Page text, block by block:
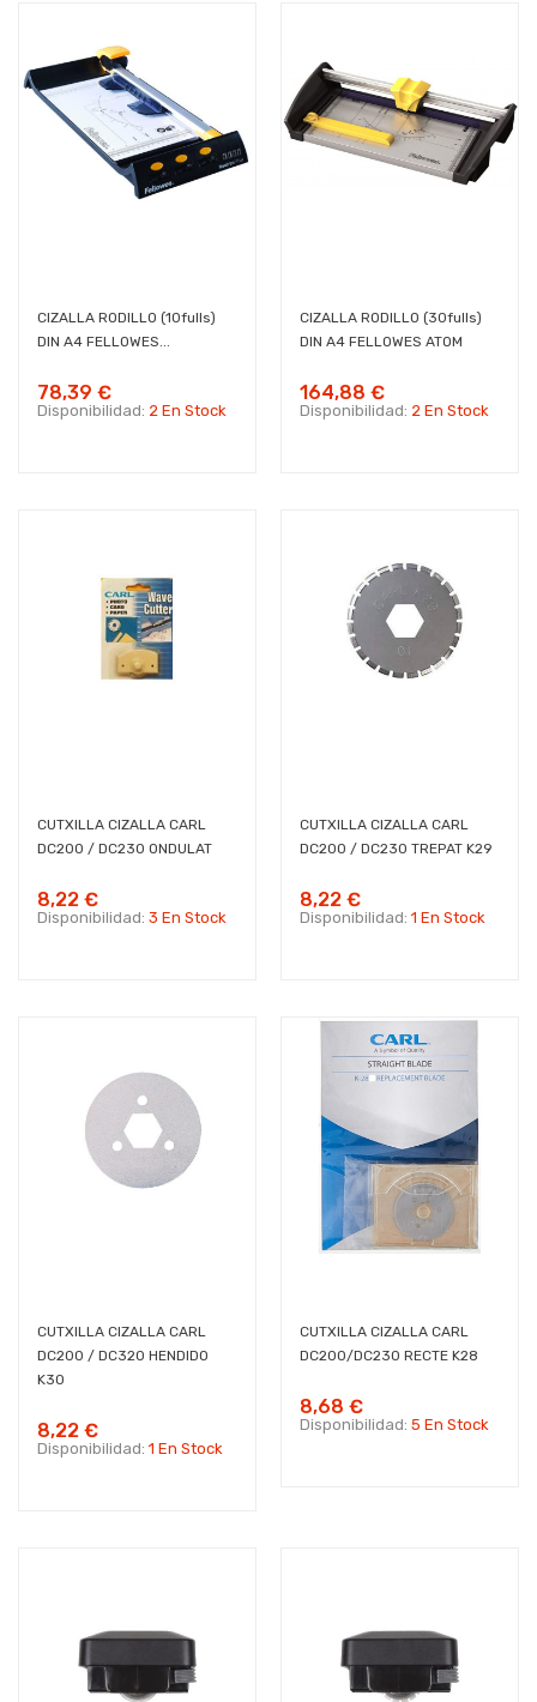
CIZALLA RODILLO (10fulls)
DIN A4 FELLOWES...
78,39 €
Disponibilidad: 2 En Stock
CIZALLA RODILLO (30fulls)
DIN A4 FELLOWES ATOM
164,88 €
Disponibilidad: 2 En Stock
CUTXILLA CIZALLA CARL
DC200 / DC230 ONDULAT
8,22 €
Disponibilidad: 3 En Stock
CUTXILLA CIZALLA CARL
DC200 / DC230 TREPAT K29
8,22 €
Disponibilidad: 1 En Stock
CUTXILLA CIZALLA CARL
DC200 / DC320 HENDIDO
K30
8,22 €
Disponibilidad: 1 En Stock
CUTXILLA CIZALLA CARL
DC200/DC230 RECTE K28
8,68 €
Disponibilidad: 5 En Stock